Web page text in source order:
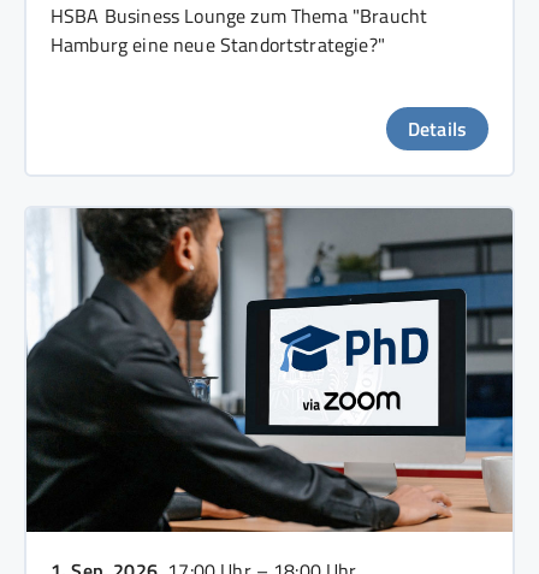
HSBA Business Lounge zum Thema "Braucht
Hamburg eine neue Standortstrategie?"
Details